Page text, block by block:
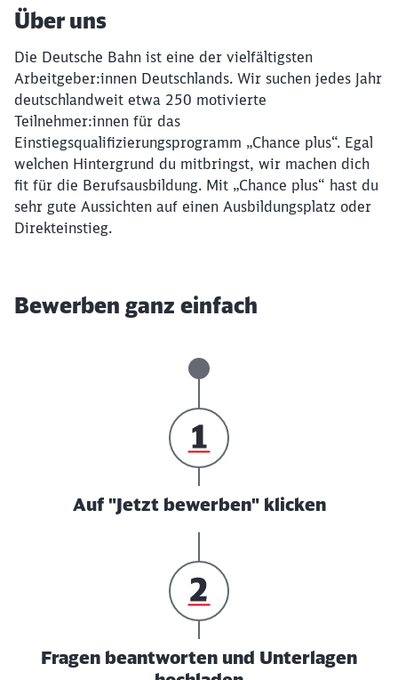
Über uns
Die Deutsche Bahn ist eine der vielfältigsten
Arbeitgeber:innen Deutschlands. Wir suchen jedes Jahr
deutschlandweit etwa 250 motivierte
Teilnehmer:innen für das
Einstiegsqualifizierungsprogramm „Chance plus“. Egal
welchen Hintergrund du mitbringst, wir machen dich
fit für die Berufsausbildung. Mit „Chance plus“ hast du
sehr gute Aussichten auf einen Ausbildungsplatz oder
Direkteinstieg.
Bewerben ganz einfach
Auf "Jetzt bewerben" klicken
Fragen beantworten und Unterlagen